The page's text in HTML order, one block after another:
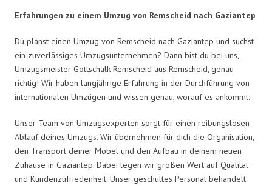
Erfahrungen zu einem Umzug von Remscheid nach Gaziantep
Du planst einen Umzug von Remscheid nach Gaziantep und suchst
ein zuverlässiges Umzugsunternehmen? Dann bist du bei uns,
Umzugsmeister Gottschalk Remscheid aus Remscheid, genau
richtig! Wir haben langjährige Erfahrung in der Durchführung von
internationalen Umzügen und wissen genau, worauf es ankommt.
Unser Team von Umzugsexperten sorgt für einen reibungslosen
Ablauf deines Umzugs. Wir übernehmen für dich die Organisation,
den Transport deiner Möbel und den Aufbau in deinem neuen
Zuhause in Gaziantep. Dabei legen wir großen Wert auf Qualität
und Kundenzufriedenheit. Unser geschultes Personal behandelt